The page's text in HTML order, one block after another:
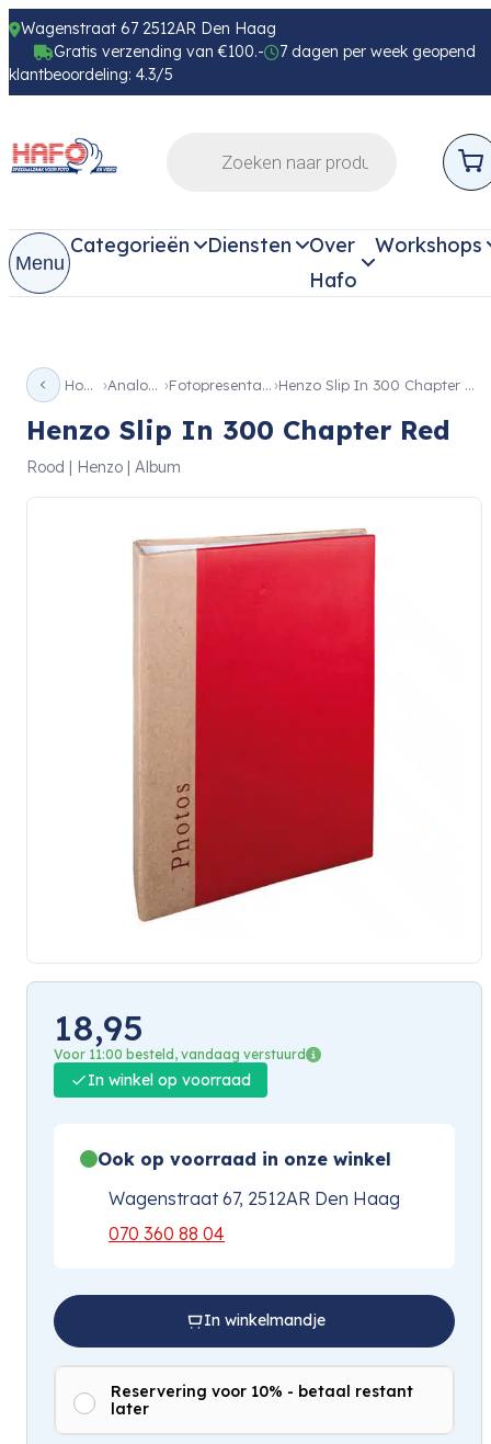
Wagenstraat 67 2512AR Den Haag
Gratis verzending van €100.-
7 dagen per week geopend
klantbeoordeling: 4.3/5
Menu
Categorieën Diensten
Over
Hafo
Workshops
Home Analoog Fotopresentatie Henzo Slip In 300 Chapter Red
Henzo Slip In 300 Chapter Red
Rood | Henzo | Album
18,95
Voor 11:00 besteld, vandaag verstuurd
In winkel op voorraad
Ook op voorraad in onze winkel
Wagenstraat 67, 2512AR Den Haag
070 360 88 04
In winkelmandje
Reservering voor 10% - betaal restant
later